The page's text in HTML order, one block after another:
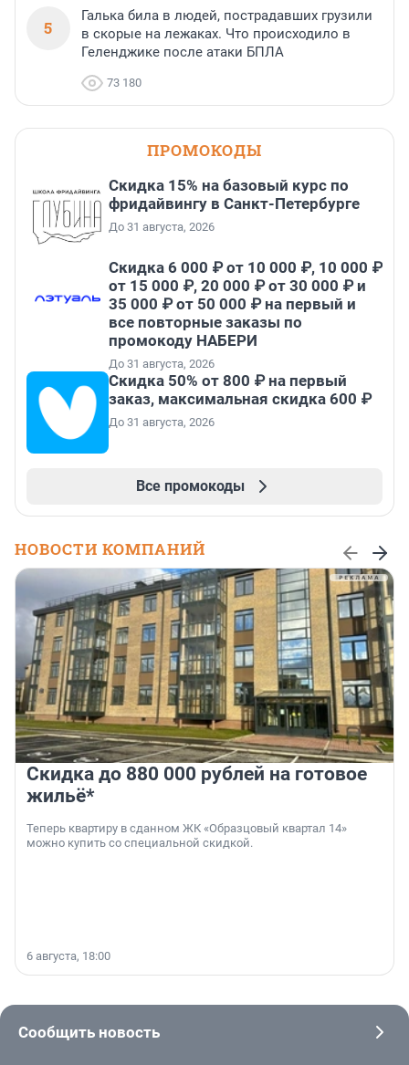
5
Галька била в людей, пострадавших грузили
в скорые на лежаках. Что происходило в
Геленджике после атаки БПЛА
73 180
ПРОМОКОДЫ
Скидка 15% на базовый курс по
фридайвингу в Санкт-Петербурге
До 31 августа, 2026
Скидка 6 000 ₽ от 10 000 ₽, 10 000 ₽
от 15 000 ₽, 20 000 ₽ от 30 000 ₽ и
35 000 ₽ от 50 000 ₽ на первый и
все повторные заказы по
промокоду НАБЕРИ
До 31 августа, 2026
Скидка 50% от 800 ₽ на первый
заказ, максимальная скидка 600 ₽
До 31 августа, 2026
Все промокоды
НОВОСТИ КОМПАНИЙ
Скидка до 880 000 рублей на готовое
жильё*
Теперь квартиру в сданном ЖК «Образцовый квартал 14»
можно купить со специальной скидкой.
6 августа, 18:00
Сообщить новость